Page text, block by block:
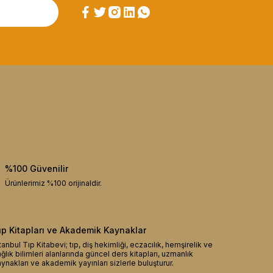
%100 Güvenilir
Ürünlerimiz %100 orijinaldir.
Kitapları ve Akademik Kaynaklar
Tıp Kitabevi; tıp, diş hekimliği, eczacılık, hemşirelik ve
bilimleri alanlarında güncel ders kitapları, uzmanlık
ve akademik yayınları sizlerle buluşturur.